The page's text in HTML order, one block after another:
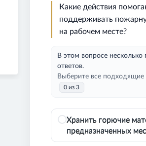
Какие действия
поддерживать
на рабочем месте?
В этом вопросе несколько
ответов.
Выберите все подходящие
0 из 3
Хранить горючие
предназначенных